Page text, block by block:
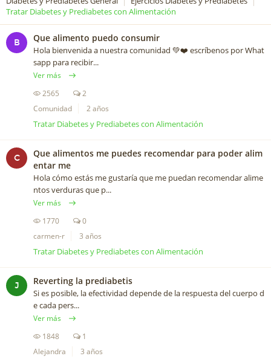
Tratar Diabetes y Prediabetes con Alimentación
B Que alimento puedo consumir
Hola bienvenida a nuestra comunidad 💚❤️ escríbenos por What
sapp para recibir...
Ver más
2565
2
Comunidad
2 años
Tratar Diabetes y Prediabetes con Alimentación
C
Que alimentos me puedes recomendar para poder alim
entar me
Hola cómo estás me gustaría que me puedan recomendar alime
ntos verduras que p...
Ver más
1770
0
carmen-r
3 años
Tratar Diabetes y Prediabetes con Alimentación
J Reverting la prediabetis
Si es posible, la efectividad depende de la respuesta del cuerpo d
e cada pers...
Ver más
1848
1
Alejandra
3 años